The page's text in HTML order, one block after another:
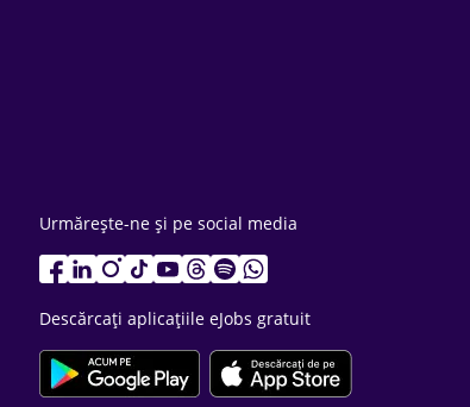
Urmărește-ne și pe social media
Descărcați aplicațiile eJobs gratuit